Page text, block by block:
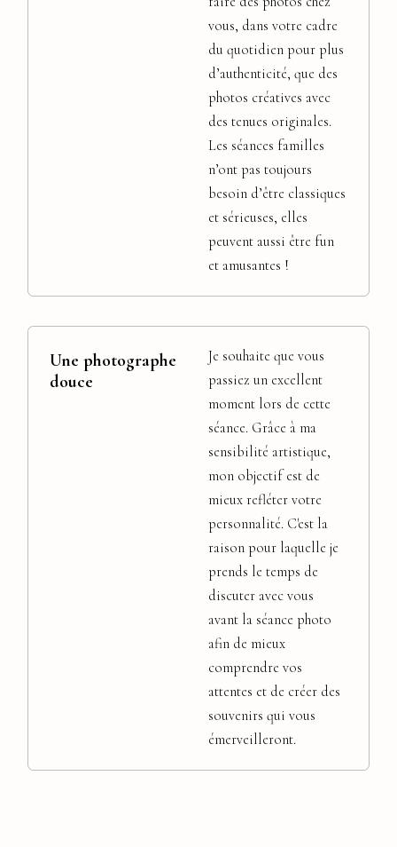
vous, dans votre cadre
du quotidien pour plus
d’authenticité, que des
photos créatives avec
des tenues originales.
Les séances familles
n’ont pas toujours
besoin d’être classiques
et sérieuses, elles
peuvent aussi être fun
et amusantes !
Une photographe
douce
Je souhaite que vous
passiez un excellent
moment lors de cette
séance. Grâce à ma
sensibilité artistique,
mon objectif est de
mieux refléter votre
personnalité. C'est la
raison pour laquelle je
prends le temps de
discuter avec vous
avant la séance photo
afin de mieux
comprendre vos
attentes et de créer des
souvenirs qui vous
émerveilleront.